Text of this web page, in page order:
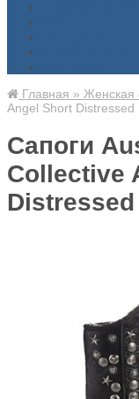
Главная » Женская
Angel Short Distressed
Сапоги
Collective
Distressed